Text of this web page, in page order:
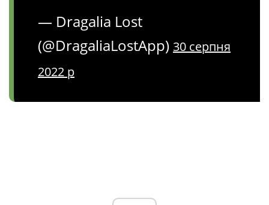
— Dragalia Lost
(@DragaliaLostApp) 30 серпня
2022 р